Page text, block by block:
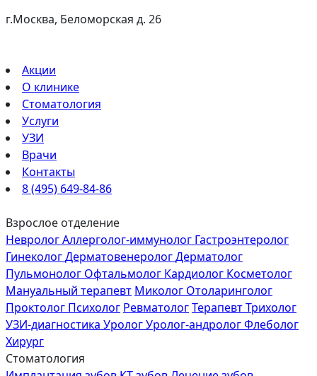
г.Москва, Беломорская д. 26
Акции
О клинике
Стоматология
Услуги
УЗИ
Врачи
Контакты
8 (495) 649-84-86
Взрослое отделение
НеврологАллерголог-иммунолог Гастроэнтеролог
ГинекологДерматовенерологДерматолог
Пульмонолог Офтальмолог Кардиолог Косметолог
Мануальный терапевт Миколог Отоларинголог
Проктолог Психолог РевматологТерапевтТрихолог
УЗИ-диагностика УрологУролог-андрологФлеболог
Хирург
Стоматология